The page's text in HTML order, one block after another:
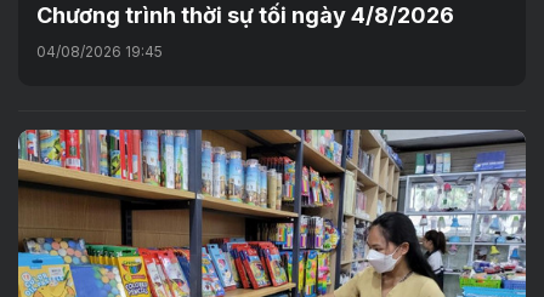
Chương trình thời sự tối ngày 4/8/2026
04/08/2026 19:45